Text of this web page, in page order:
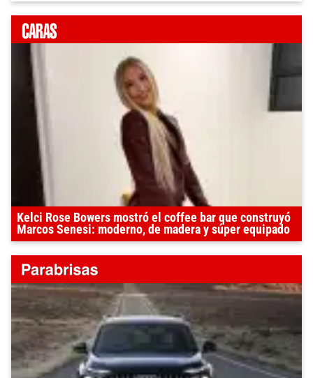
Kelci Rose Bowers mostró el coffee bar que construyó
Marcos Senesi: moderno, de madera y súper equipado